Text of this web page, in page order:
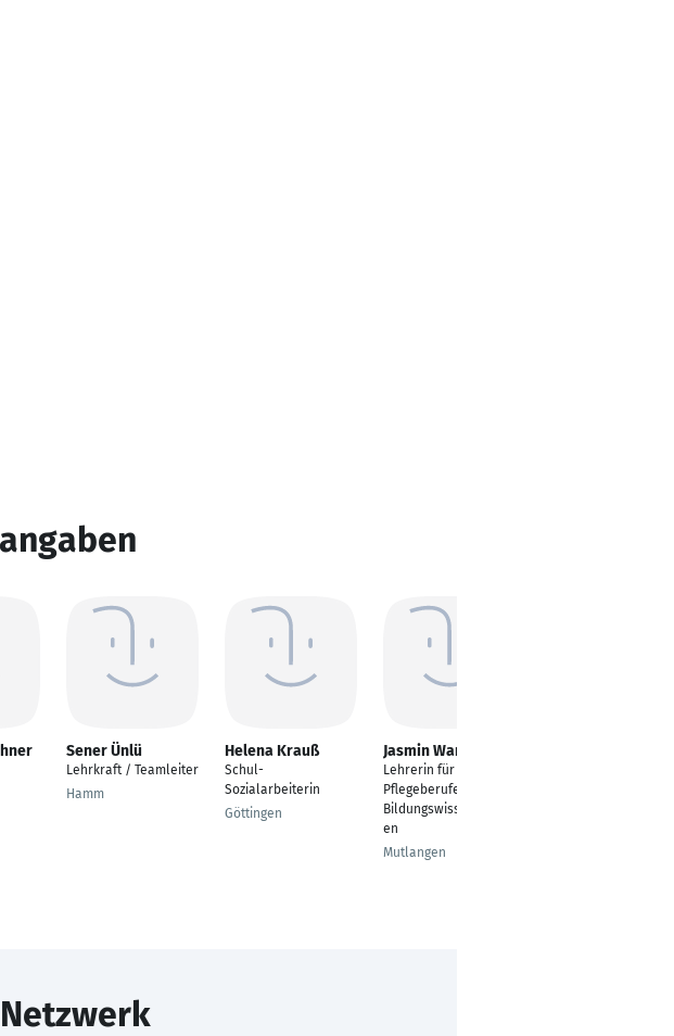
Sener Ünlü
Lehrkraft / Teamleiter
Hamm
Helena Krauß
Schul-
Sozialarbeiterin
Göttingen
Jasmin Wandel
Lehrerin für
Pflegeberufe; M.A.
Bildungswissenschaft
en
Mutlangen